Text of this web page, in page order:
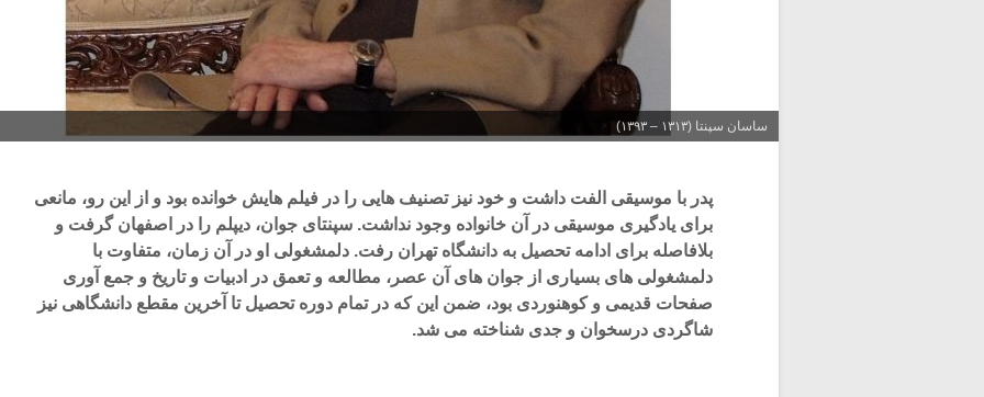
ساسان سپنتا (۱۳۱۳ – ۱۳۹۳)
پدر با موسیقی الفت داشت و خود نیز تصنیف هایی را در فیلم هایش خوانده بود و از این رو، مانعی
برای یادگیری موسیقی در آن خانواده وجود نداشت. سپنتای جوان، دیپلم را در اصفهان گرفت و
بلافاصله برای ادامه تحصیل به دانشگاه تهران رفت. دلمشغولی او در آن زمان، متفاوت با
دلمشغولی های بسیاری از جوان های آن عصر، مطالعه و تعمق در ادبیات و تاریخ و جمع آوری
صفحات قدیمی و کوهنوردی بود، ضمن این که در تمام دوره تحصیل تا آخرین مقطع دانشگاهی نیز
شاگردی درسخوان و جدی شناخته می شد.